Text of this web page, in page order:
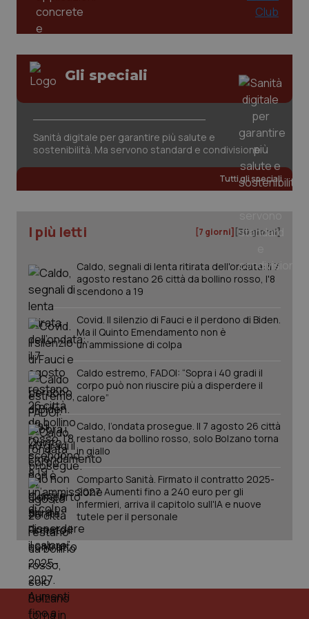
Gli speciali
Sanità digitale per garantire più salute e
sostenibilità. Ma servono standard e condivisione
Tutti gli speciali
I più letti [7 giorni] [30 giorni]
Caldo, segnali di lenta ritirata dell'ondata: il 7
agosto restano 26 città da bollino rosso, l'8
scendono a 19
Covid. Il silenzio di Fauci e il perdono di Biden.
Ma il Quinto Emendamento non è
un’ammissione di colpa
Caldo estremo, FADOI: “Sopra i 40 gradi il
corpo può non riuscire più a disperdere il
calore”
Caldo, l’ondata prosegue. Il 7 agosto 26 città
restano da bollino rosso, solo Bolzano torna
in giallo
Comparto Sanità. Firmato il contratto 2025-
2027. Aumenti fino a 240 euro per gli
infermieri, arriva il capitolo sull'IA e nuove
tutele per il personale
www.quotidianosanita.it
tracking-sites-ironfish-
tracking-enable
www.quotidianosanita.it
tracking-sites-ironfish-
session-id
_ga
Google LLC